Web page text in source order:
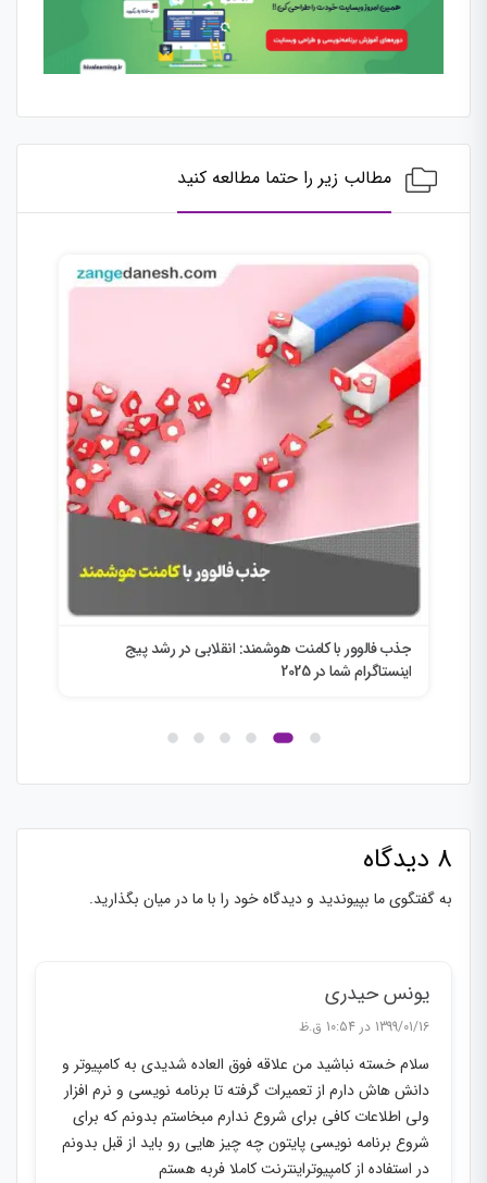
مطالب زیر را حتما مطالعه کنید
جذب فالوور با کامنت هوشمند: انقلابی در رشد پیج
اینستاگرام شما در 2025
8 دیدگاه
به گفتگوی ما بپیوندید و دیدگاه خود را با ما در میان بگذارید.
یونس حیدری
1399/01/16 در 10:54 ق.ظ
سلام خسته نباشید من علاقه فوق العاده شدیدی به کامپیوتر و
دانش هاش دارم از تعمیرات گرفته تا برنامه نویسی و نرم افزار
ولی اطلاعات کافی برای شروع ندارم مبخاستم بدونم که برای
شروع برنامه نویسی پایتون چه چیز هایی رو باید از قبل بدونم
در استفاده از کامپیوتراینترنت کاملا فربه هستم